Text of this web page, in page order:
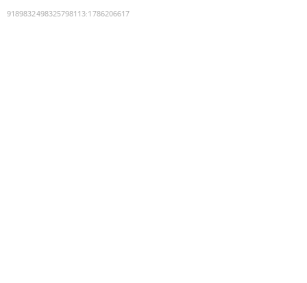
9189832498325798113:1786206617